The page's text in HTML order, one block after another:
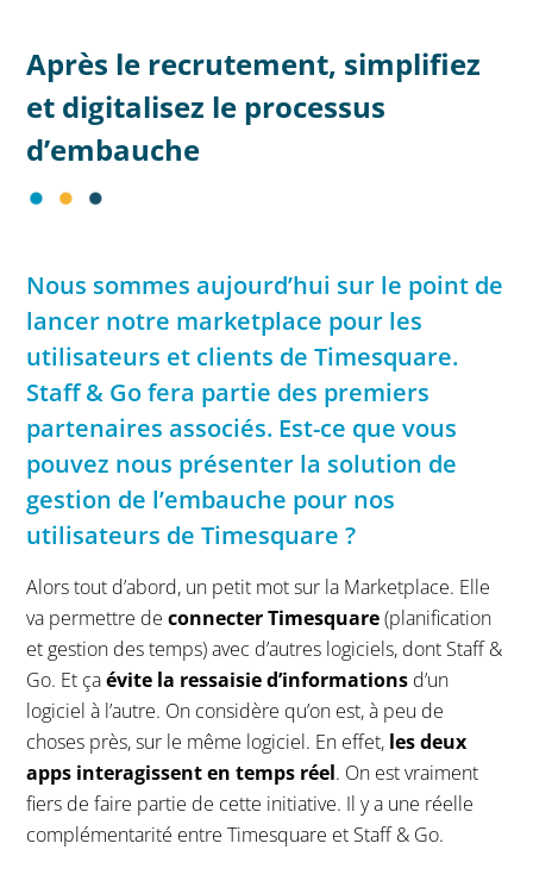
Après le recrutement, simplifiez
et digitalisez le processus
d’embauche
Nous sommes aujourd’hui sur le point de
lancer notre marketplace pour les
utilisateurs et clients de Timesquare.
Staff & Go fera partie des premiers
partenaires associés. Est-ce que vous
pouvez nous présenter la solution de
gestion de l’embauche pour nos
utilisateurs de Timesquare ?
Alors tout d’abord, un petit mot sur la Marketplace. Elle
va permettre deconnecter Timesquare(planification
et gestion des temps) avec d’autres logiciels, dont Staff &
Go. Et çaévite la ressaisie d’informations d’un
logiciel à l’autre. On considère qu’on est, à peu de
choses près, sur le même logiciel. En effet, les deux
apps interagissent en temps réel. On est vraiment
fiers de faire partie de cette initiative. Il y a une réelle
complémentarité entre Timesquare et Staff & Go.